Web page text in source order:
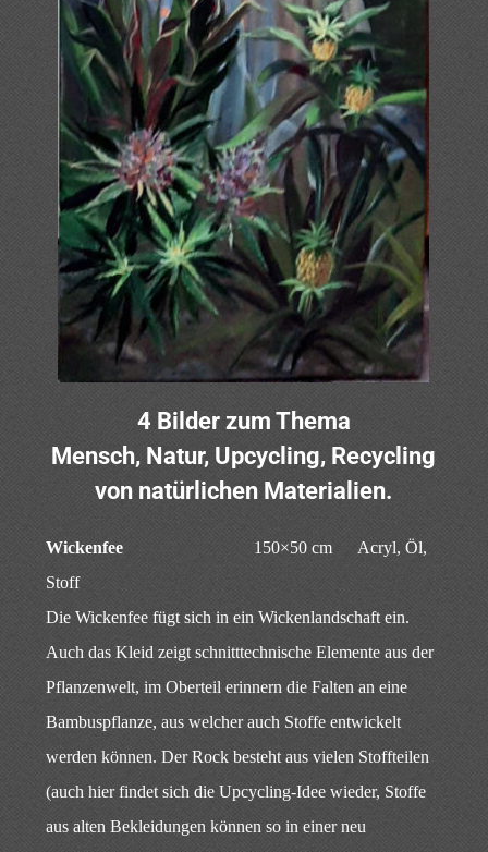
4 Bilder zum Thema
Mensch, Natur, Upcycling, Recycling
von natürlichen Materialien.
Wickenfee 150×50 cm Acryl, Öl,
Stoff
Die Wickenfee fügt sich in ein Wickenlandschaft ein.
Auch das Kleid zeigt schnitttechnische Elemente aus der
Pflanzenwelt, im Oberteil erinnern die Falten an eine
Bambuspflanze, aus welcher auch Stoffe entwickelt
werden können. Der Rock besteht aus vielen Stoffteilen
(auch hier findet sich die Upcycling-Idee wieder, Stoffe
aus alten Bekleidungen können so in einer neu